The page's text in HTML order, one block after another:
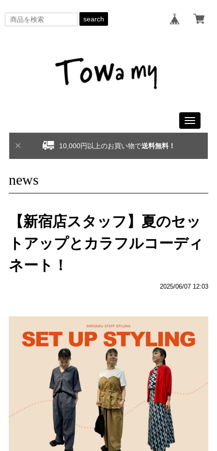
search
Toggle
10,000円以上のお買い物で送料無料！
news
【新宿店スタッフ】夏のセッ
トアップとカラフルコーディ
ネート！
2025/06/07 12:03